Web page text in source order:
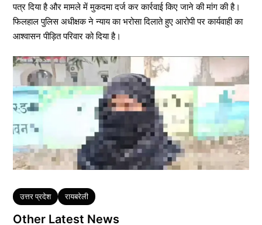
पत्र दिया है और मामले में मुकदमा दर्ज कर कार्रवाई किए जाने की मांग की है।
फिलहाल पुलिस अधीक्षक ने न्याय का भरोसा दिलाते हुए आरोपी पर कार्यवाही का
आश्वासन पीड़ित परिवार को दिया है।
Tags
उत्तर प्रदेश रायबरेली
Other Latest News